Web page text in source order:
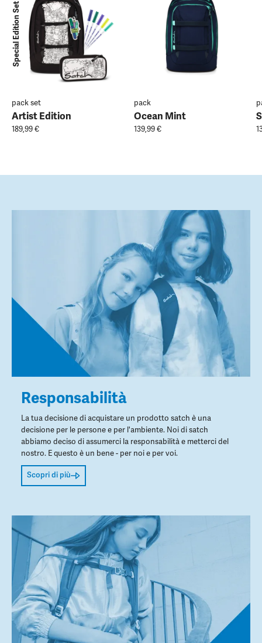
Special Edition Set
pack set
Artist Edition
189,99 €
pack
Ocean Mint
139,99 €
Responsabilità
La tua decisione di acquistare un prodotto satch è una
decisione per le persone e per l'ambiente. Noi di satch
abbiamo deciso di assumerci la responsabilità e metterci del
nostro. E questo è un bene - per noi e per voi.
Scopri di più